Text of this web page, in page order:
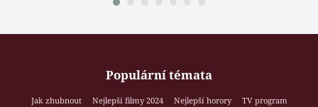
Populární témata
Jak zhubnout Nejlepší filmy 2024 Nejlepší horory
TV program